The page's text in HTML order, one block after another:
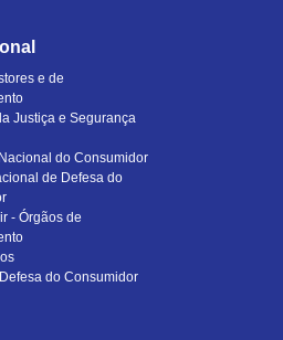
e de
Justiça e Segurança
do Consumidor
de Defesa do
- Órgãos de
do Consumidor